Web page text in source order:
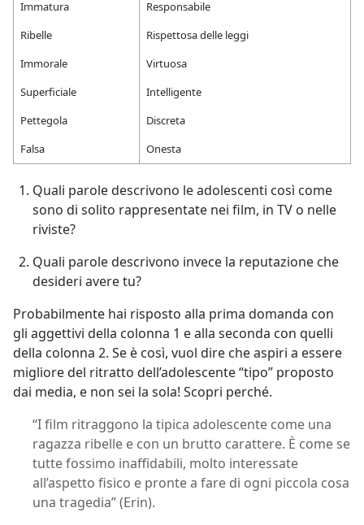
Immatura
Responsabile
Ribelle
Rispettosa delle leggi
Immorale
Virtuosa
Superficiale
Intelligente
Pettegola
Discreta
Falsa
Onesta
Quali parole descrivono le adolescenti così come
sono di solito rappresentate nei film, in TV o nelle
riviste?
Quali parole descrivono invece la reputazione che
desideri avere tu?
Probabilmente hai risposto alla prima domanda con
gli aggettivi della colonna 1 e alla seconda con quelli
della colonna 2. Se è così, vuol dire che aspiri a essere
migliore del ritratto dell’adolescente “tipo” proposto
dai media, e non sei la sola! Scopri perché.
“I film ritraggono la tipica adolescente come una
ragazza ribelle e con un brutto carattere. È come se
tutte fossimo inaffidabili, molto interessate
all’aspetto fisico e pronte a fare di ogni piccola cosa
una tragedia” (Erin).